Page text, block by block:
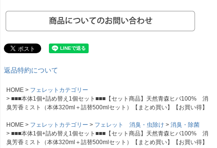
返品特約について
HOME
フェレットカテゴリー
■■■本体1個+詰め替え1個セット■■■【セット商品】天然青森ヒバ100% 消
臭芳香ミスト（本体320ml＋詰替500mlセット）【まとめ買い】【お買い得】
HOME フェレットカテゴリー フェレット 消臭・虫除け
消臭・除菌
■■■本体1個+詰め替え1個セット■■■【セット商品】天然青森ヒバ100% 消
臭芳香ミスト（本体320ml＋詰替500mlセット）【まとめ買い】【お買い得】